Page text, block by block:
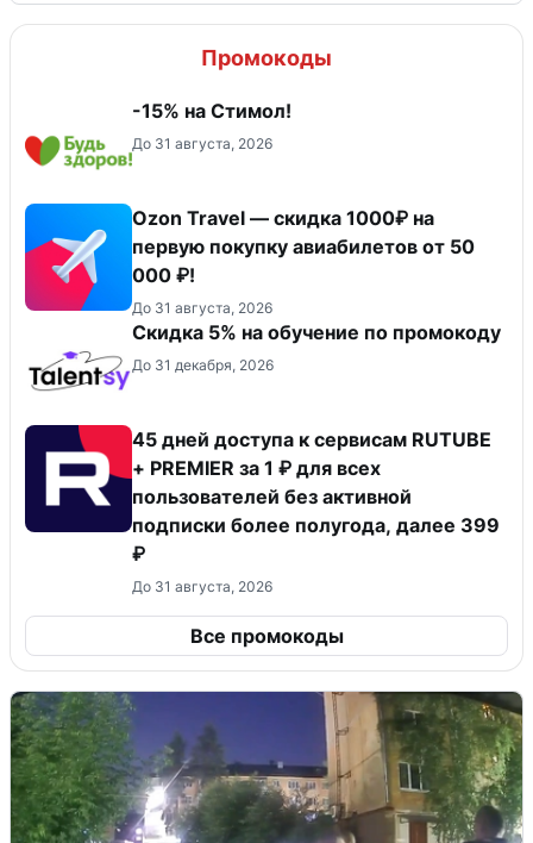
Промокоды
-15% на Стимол!
До 31 августа, 2026
Ozon Travel — скидка 1000₽ на
первую покупку авиабилетов от 50
000 ₽!
До 31 августа, 2026
Скидка 5% на обучение по промокоду
До 31 декабря, 2026
45 дней доступа к сервисам RUTUBE
+ PREMIER за 1 ₽ для всех
пользователей без активной
подписки более полугода, далее 399
₽
До 31 августа, 2026
Все промокоды